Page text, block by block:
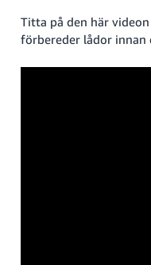
Titta på den här
förbereder lådor innan